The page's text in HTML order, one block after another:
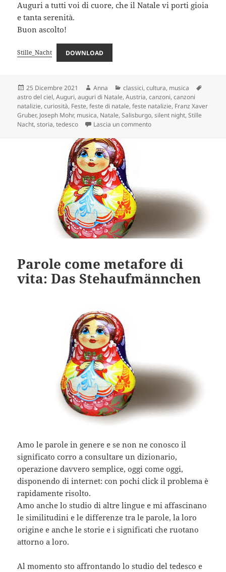
Auguri a tutti voi di cuore, che il Natale vi porti gioia
e tanta serenità.
Buon ascolto!
Stille_Nacht DOWNLOAD
Scritto
il
25 Dicembre 2021 Autore
Anna Categorie
classici,cultura, musica
astro del ciel,Auguri,auguri di Natale,Austria,canzoni,canzoni
natalizie,curiosità, Feste,feste di natale,feste natalizie, Franz Xaver
Gruber, Joseph Mohr, musica, Natale,Salisburgo,silent night,Stille
Nacht,storia,tedesco Lascia un commentosu “Stille Nacht”: la notte
Parole come metafore di
vita: Das Stehaufmännchen
Amo le parole in genere e se non ne conosco il
significato corro a consultare un dizionario,
operazione davvero semplice, oggi come oggi,
disponendo di internet: con pochi click il problema è
rapidamente risolto.
Amo anche lo studio di altre lingue e mi affascinano
le similitudini e le differenze tra le parole, la loro
origine e anche le storie e i significati che ruotano
attorno a loro.
Al momento sto affrontando lo studio del tedesco e